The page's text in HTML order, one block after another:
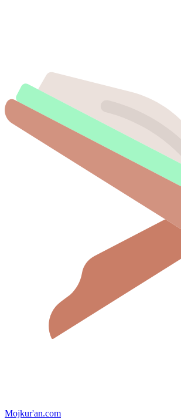
Mojkur'an.com